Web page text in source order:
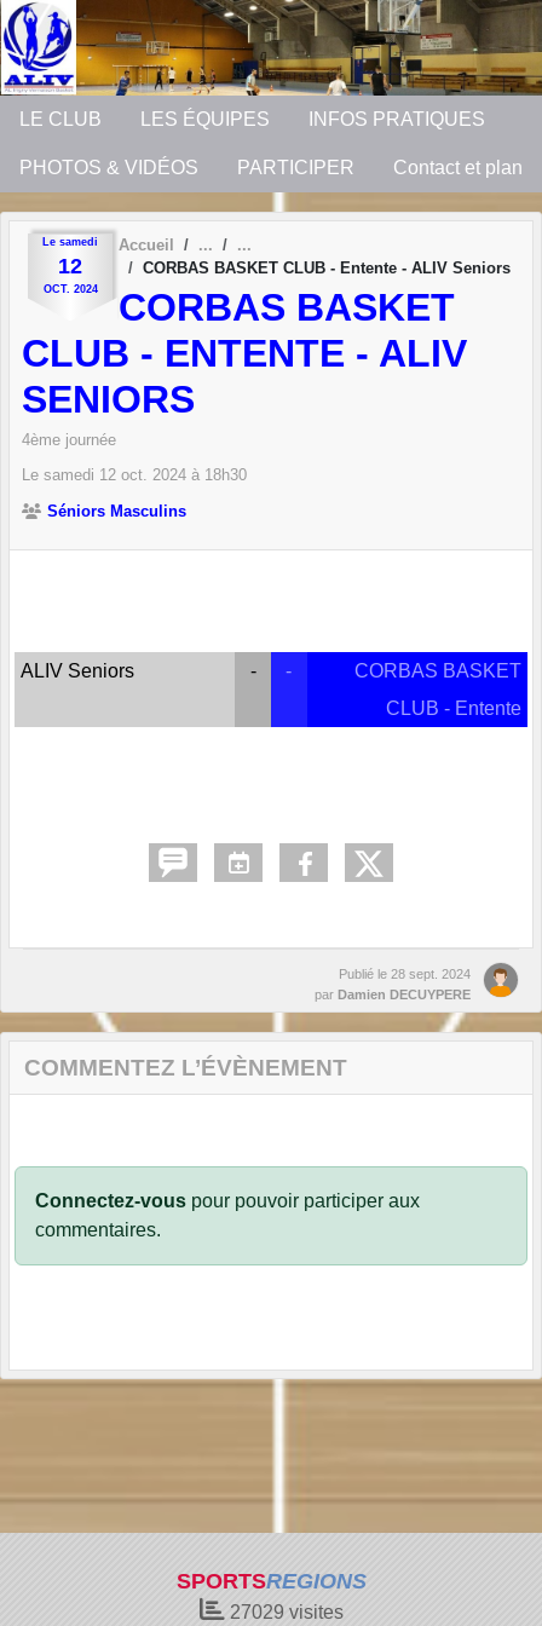
LE CLUB LES ÉQUIPES INFOS PRATIQUES
PHOTOS & VIDÉOS PARTICIPER Contact et plan
Le samedi
12
OCT. 2024
Accueil
CORBAS BASKET CLUB - Entente - ALIV Seniors
CORBAS BASKET
CLUB - ENTENTE - ALIV
SENIORS
4ème journée
Le samedi 12 oct. 2024 à 18h30
Séniors Masculins
ALIV Seniors - -
CORBAS BASKET
CLUB - Entente
Publié le 28 sept. 2024
par Damien DECUYPERE
COMMENTEZ L’ÉVÈNEMENT
Connectez-vous pour pouvoir participer aux
commentaires.
SPORTSREGIONS
27029 visites
Panneau de gestion des cookies